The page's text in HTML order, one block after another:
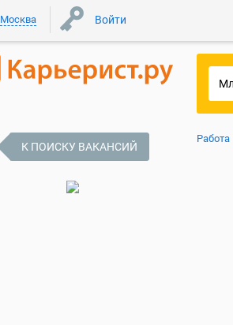
Москва Войти
К ПОИСКУ ВАКАНСИЙ